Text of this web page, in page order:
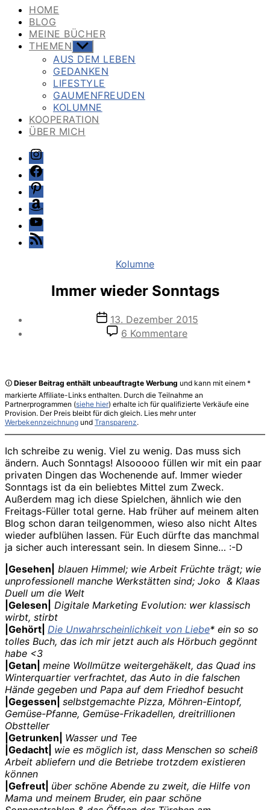
HOME
BLOG
MEINE BÜCHER
THEMEN Untermenü
anzeigen
AUS DEM LEBEN
GEDANKEN
LIFESTYLE
GAUMENFREUDEN
KOLUMNE
KOOPERATION
ÜBER MICH
Instagram
Facebook
Pinterest
Amazon
Youtube
Feed
Kategorien
Kolumne
Immer wieder Sonntags
Veröffentlichungsdatum
13. Dezember 2015
6 Kommentarezu
🛈 Dieser Beitrag enthält unbeauftragte Werbung und kann mit einem *
markierte Affiliate-Links enthalten. Durch die Teilnahme an
Partnerprogrammen (siehe hier) erhalte ich für qualifizierte Verkäufe eine
Provision. Der Preis bleibt für dich gleich. Lies mehr unter
Werbekennzeichnung und Transparenz.
Ich schreibe zu wenig. Viel zu wenig. Das muss sich
ändern. Auch Sonntags! Alsooooo füllen wir mit ein paar
privaten Dingen das Wochenende auf. Immer wieder
Sonntags ist da ein beliebtes Mittel zum Zweck.
Außerdem mag ich diese Spielchen, ähnlich wie den
Freitags-Füller total gerne. Hab früher auf meinem alten
Blog schon daran teilgenommen, wieso also nicht Altes
wieder aufblühen lassen. Für Euch dürfte das manchmal
ja sicher auch interessant sein. In diesem Sinne… :-D
|Gesehen|
blauen Himmel; wie Arbeit Früchte trägt; wie
unprofessionell manche Werkstätten sind; Joko & Klaas
Duell um die Welt
|Gelesen|
Digitale Marketing Evolution: wer klassisch
wirbt, stirbt
|Gehört| Die Unwahrscheinlichkeit von Liebe* ein so so
tolles Buch, das ich mir jetzt auch als Hörbuch gegönnt
habe <3
|Getan| meine Wollmütze weitergehäkelt, das Quad ins
Winterquartier verfrachtet, das Auto in die falschen
Hände gegeben und Papa auf dem Friedhof besucht
|Gegessen| selbstgemachte Pizza, Möhren-Eintopf,
Gemüse-Pfanne, Gemüse-Frikadellen, dreitrillionen
Obstteller
|Getrunken| Wasser und Tee
|Gedacht| wie es möglich ist, dass Menschen so scheiß
Arbeit abliefern und die Betriebe trotzdem existieren
können
|Gefreut| über schöne Abende zu zweit, die Hilfe von
Mama und meinem Bruder, ein paar schöne